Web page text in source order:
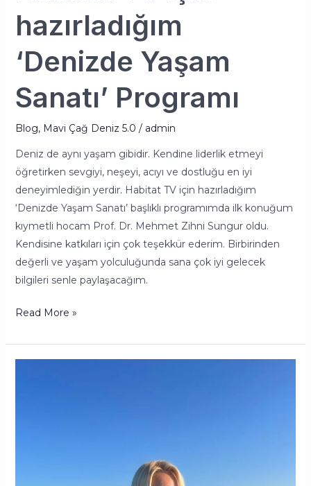
hazırladığım
‘Denizde Yaşam
Sanatı’ Programı
Blog, Mavi Çağ Deniz 5.0 / admin
Deniz de aynı yaşam gibidir. Kendine liderlik etmeyi
öğretirken sevgiyi, neşeyi, acıyı ve dostluğu en iyi
deneyimlediğin yerdir. Habitat TV için hazırladığım
‘Denizde Yaşam Sanatı’ başlıklı programımda ilk konuğum
kıymetli hocam Prof. Dr. Mehmet Zihni Sungur oldu.
Kendisine katkıları için çok teşekkür ederim. Birbirinden
değerli ve yaşam yolculuğunda sana çok iyi gelecek
bilgileri senle paylaşacağım.
Read More »